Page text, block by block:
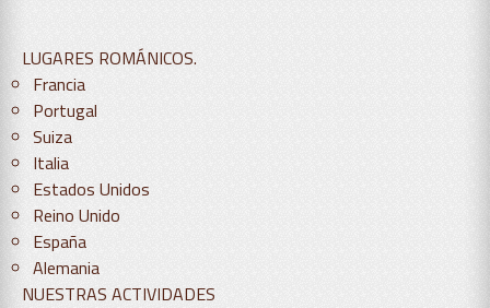
LUGARES ROMÁNICOS.
Francia
Portugal
Suiza
Italia
Estados Unidos
Reino Unido
España
Alemania
NUESTRAS ACTIVIDADES